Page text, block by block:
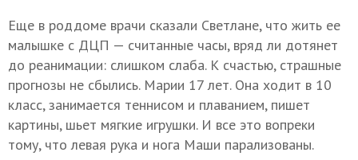
Еще в роддоме врачи сказали Светлане, что жить ее
малышке с ДЦП — считанные часы, вряд ли дотянет
до реанимации: слишком слаба. К счастью, страшные
прогнозы не сбылись. Марии 17 лет. Она ходит в 10
класс, занимается теннисом и плаванием, пишет
картины, шьет мягкие игрушки. И все это вопреки
тому, что левая рука и нога Маши парализованы.